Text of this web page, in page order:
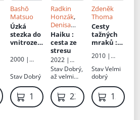
Kč
Bashō
Matsuo
Úzká
stezka do
vnitroze
2000 |
a
Stav Dobrý
159 Kč
Radkin
Honzák,
Denisa
Vostrá
Haiku:
cesta ze
stresu
2022 |
Euromedia
Group
Stav Dobrý,
až velmi
lehké
oděrky229 Kč
Zdeněk
Thoma
Cesty
tažných
mraků :
japonskýc
h haiku
ve
fotografií
ch
Zdeňka
Thomy
2010 |
StavVelmi
dobrý
129 Kč